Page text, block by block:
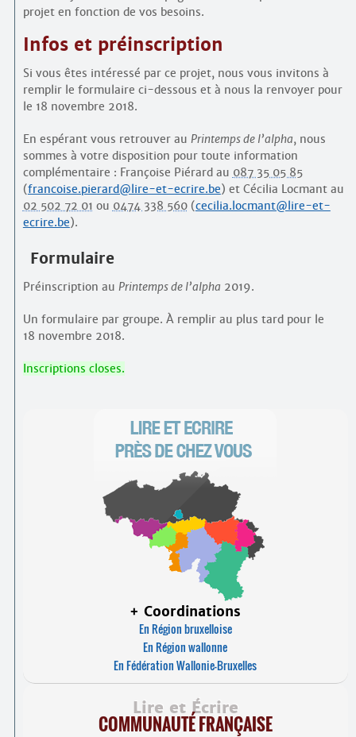
projet en fonction de vos besoins.
Infos et préinscription
Si vous êtes intéressé par ce projet, nous vous invitons à
remplir le formulaire ci-dessous et à nous la renvoyer pour
le 18 novembre 2018.
En espérant vous retrouver au Printemps de l’alpha, nous
sommes à votre disposition pour toute information
complémentaire : Françoise Piérard au 087 35 05 85
(francoise.pierard@lire-et-ecrire.be) et Cécilia Locmant au
02 502 72 01 ou 0474 338 560(cecilia.locmant@lire-et-
ecrire.be).
Formulaire
Préinscription au Printemps de l’alpha 2019.
Un formulaire par groupe. À remplir au plus tard pour le
18 novembre 2018.
Inscriptions closes.
+ Coordinations
En Région bruxelloise
En Région wallonne
En Fédération Wallonie-Bruxelles
Lire et Écrire
COMMUNAUTÉ FRANÇAISE